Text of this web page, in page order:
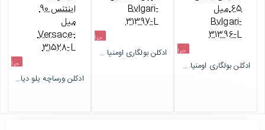
حراج
اتمام موجودی
ادکلن بولگاری اومنیا آمتیس بنفش 65 میل Bvlgari-31396-L
حراج
اتمام موجودی
ادکلن بولگاری اومنیا کورال 65 میل Bvlgari-31397-L
حراج
اتمام موجودی
ادکلن ورساچه یلو دیاموند اینتنس 90 میل Versace-31528-L